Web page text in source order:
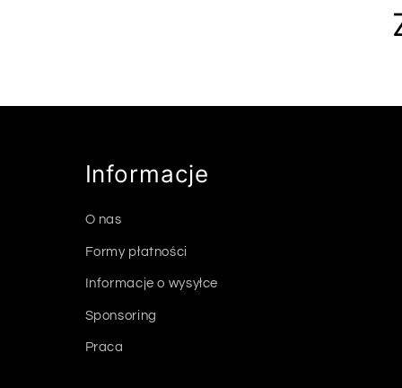
Informacje
O nas
Formy płatności
Informacje o wysyłce
Sponsoring
Praca